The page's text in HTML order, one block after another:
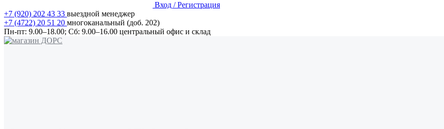
Вход / Регистрация
+7 (920) 202 43 33 выездной менеджер
+7 (4722) 20 51 20 многоканальный (доб. 202)
Пн-пт: 9.00–18.00; Сб: 9.00–16.00 центральный офис и склад